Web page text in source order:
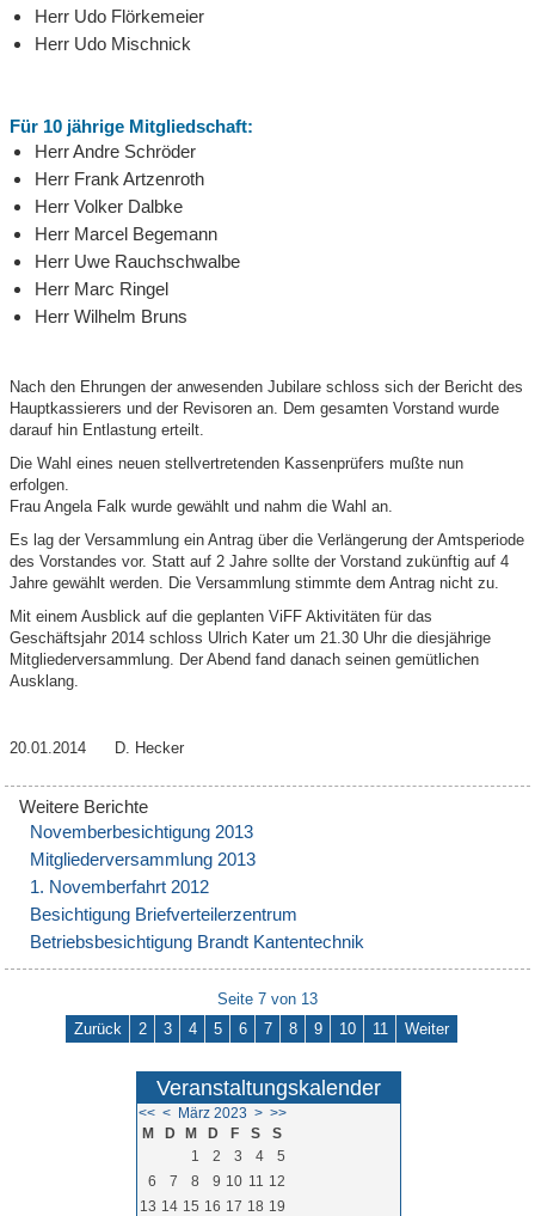
Herr Udo Flörkemeier
Herr Udo Mischnick
Für 10 jährige Mitgliedschaft:
Herr Andre Schröder
Herr Frank Artzenroth
Herr Volker Dalbke
Herr Marcel Begemann
Herr Uwe Rauchschwalbe
Herr Marc Ringel
Herr Wilhelm Bruns
Nach den Ehrungen der anwesenden Jubilare schloss sich der Bericht des
Hauptkassierers und der Revisoren an. Dem gesamten Vorstand wurde
darauf hin Entlastung erteilt.
Die Wahl eines neuen stellvertretenden Kassenprüfers mußte nun
erfolgen.
Frau Angela Falk wurde gewählt und nahm die Wahl an.
Es lag der Versammlung ein Antrag über die Verlängerung der Amtsperiode
des Vorstandes vor. Statt auf 2 Jahre sollte der Vorstand zukünftig auf 4
Jahre gewählt werden. Die Versammlung stimmte dem Antrag nicht zu.
Mit einem Ausblick auf die geplanten ViFF Aktivitäten für das
Geschäftsjahr 2014 schloss Ulrich Kater um 21.30 Uhr die diesjährige
Mitgliederversammlung. Der Abend fand danach seinen gemütlichen
Ausklang.
20.01.2014 D. Hecker
Novemberbesichtigung 2013
Mitgliederversammlung 2013
1. Novemberfahrt 2012
Besichtigung Briefverteilerzentrum
Betriebsbesichtigung Brandt Kantentechnik
Seite 7 von 13
Zurück
2 3 4 5 6 7 8 9 10 11 Weiter
Veranstaltungskalender
<< < März 2023 > >>
M
D M D F S
S
1
2 3 4
5
6
7 8 9 10 11 12
13 14 15 16 17 18 19